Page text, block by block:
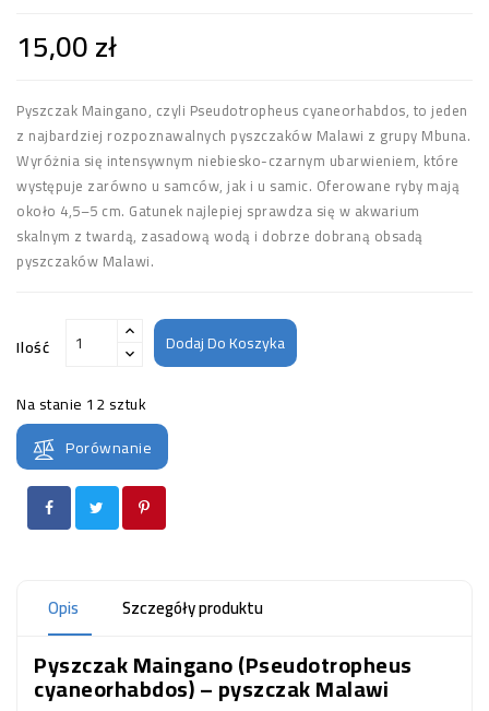
15,00 zł
Pyszczak Maingano, czyli Pseudotropheus cyaneorhabdos, to jeden
z najbardziej rozpoznawalnych pyszczaków Malawi z grupy Mbuna.
Wyróżnia się intensywnym niebiesko-czarnym ubarwieniem, które
występuje zarówno u samców, jak i u samic. Oferowane ryby mają
około 4,5–5 cm. Gatunek najlepiej sprawdza się w akwarium
skalnym z twardą, zasadową wodą i dobrze dobraną obsadą
pyszczaków Malawi.
Ilość Dodaj Do Koszyka
Na stanie 12 sztuk
Porównanie
Opis Szczegóły produktu
Pyszczak Maingano (Pseudotropheus
cyaneorhabdos) – pyszczak Malawi